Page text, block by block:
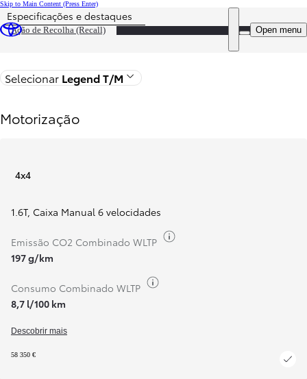
Skip to Main Content (Press Enter)
Ação de Recolha (Recall)
DEALER NAME
Open menu
Preço atualizado O preço da sua configuração é 59 950 €
Especificações e destaques
Selecionar Legend T/M
Motorização
4x4
1.6T, Caixa Manual 6 velocidades
Emissão CO2 Combinado WLTP
197 g/km
Consumo Combinado WLTP
8,7 l/100 km
Descobrir mais
58 350 €